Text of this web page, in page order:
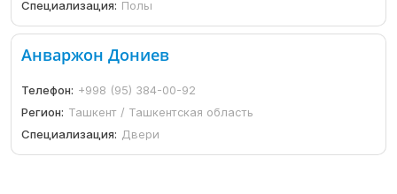
Специализация: Полы
Анваржон Дониев
Телефон: +998 (95) 384-00-92
Регион: Ташкент / Ташкентская область
Специализация: Двери